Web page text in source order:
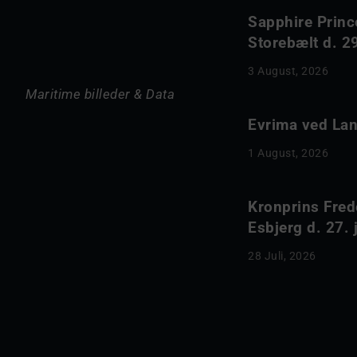
Maritime billeder & Data
Sapphire
Storebælt d.
3 August, 2026
Evrima ved
1 August, 2026
Kronprins
Esbjerg d. 27.
28 Juli, 2026